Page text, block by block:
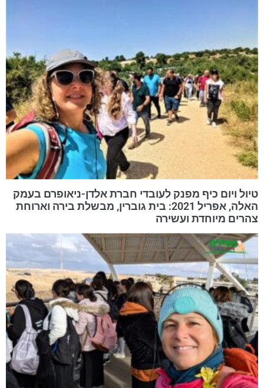
טיול ויום כיף מפנק לעובדי חברת אלדן-ניאופרם בעמק
האלה, אפריל 2021: בית גוברין, מבשלת בירה וארוחת
צהרים מיוחדת ועשירה